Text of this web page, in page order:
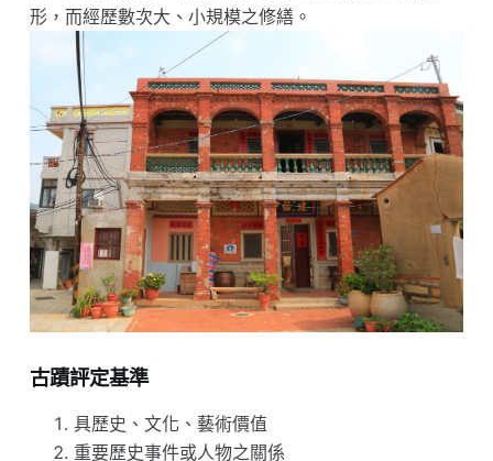
形，而經歷數次大、小規模之修繕。
古蹟評定基準
具歷史、文化、藝術價值
重要歷史事件或人物之關係